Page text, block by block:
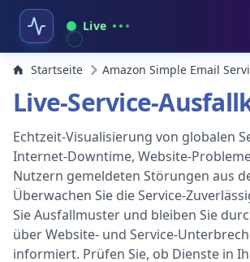
Live
Startseite Amazon Simple Email
Live-Service-
Echtzeit-Visualisierung von globalen
Internet-Downtime, Website-
Nutzern gemeldeten Störungen aus
Überwachen Sie die Service-
Sie Ausfallmuster und bleiben Sie
über Website- und Service-
informiert. Prüfen Sie, ob Dienste in